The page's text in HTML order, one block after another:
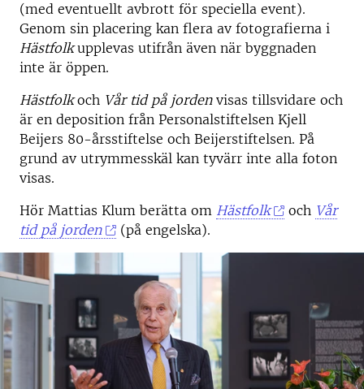
(med eventuellt avbrott för speciella event).
Genom sin placering kan flera av fotografierna i
Hästfolkupplevas utifrån även när byggnaden
inte är öppen.
Hästfolkoch Vår tid på jordenvisas tillsvidare och
är en deposition från Personalstiftelsen Kjell
Beijers 80-årsstiftelse och Beijerstiftelsen. På
grund av utrymmesskäl kan tyvärr inte alla foton
visas.
Hör Mattias Klum berätta om Hästfolk och Vår
tid på jorden
(på engelska).